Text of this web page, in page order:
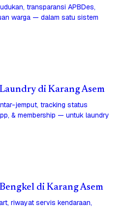
transparansi APBDes,
warga — dalam satu sistem
di Karang Asem
jemput, tracking status
& membership — untuk laundry
di Karang Asem
riwayat servis kendaraan,